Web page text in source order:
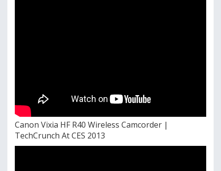
Canon Vixia HF R40 Wireless Camcorder |
TechCrunch At CES 2013